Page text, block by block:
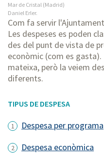
Mar de Cristal (Madrid)
Daniel Erler.
Com fa servir
Les despeses es poden
des del punt de vista de
econòmic (com es
mateixa, però la veiem
diferents.
TIPUS DE DESPESA
Despesa per programa
Despesa econòmica